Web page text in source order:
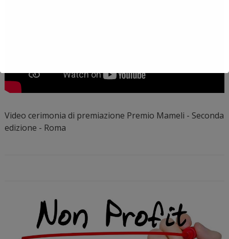
Video cerimonia di premiazione Premio Mameli - Seconda
edizione - Roma